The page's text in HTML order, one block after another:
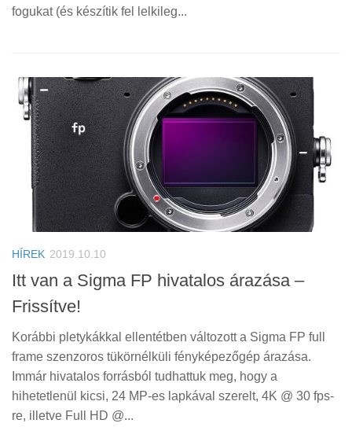
fogukat (és készítik fel lelkileg...
HÍREK 2019.10.10
Itt van a Sigma FP hivatalos árazása –
Frissítve!
Korábbi pletykákkal ellentétben változott a Sigma FP full
frame szenzoros tükörnélküli fényképezőgép árazása.
Immár hivatalos forrásból tudhattuk meg, hogy a
hihetetlenül kicsi, 24 MP-es lapkával szerelt, 4K @ 30 fps-
re, illetve Full HD @...